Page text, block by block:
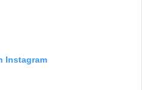
Instagram